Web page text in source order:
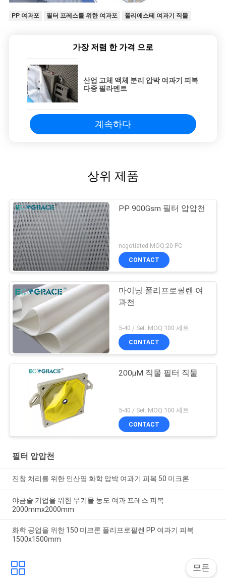
PP 여과포 필터 프레스를 위한 여과포 폴리에스테 여과기 직물
가장 저렴 한 가격 으로
산업 고체 액체 분리 압박 여과기 피복
다중 필라멘트
계속하다
상위 제품
PP 900Gsm 필터 압압천
negotiated MOQ:20 PC
CONTACT
마이닝 폴리프로필렌 여
과천
5-40 / Set. MOQ:100 세트
CONTACT
200μM 직물 필터 직물
5-40 / Set. MOQ:100 세트
CONTACT
필터 압압천
진창 처리를 위한 인산염 화학 압박 여과기 피복 50 미크론
야금술 기업을 위한 무기물 농도 여과 프레스 피복
2000mmx2000mm
화학 공업을 위한 150 미크론 폴리프로필렌 PP 여과기 피복
1500x1500mm
모든